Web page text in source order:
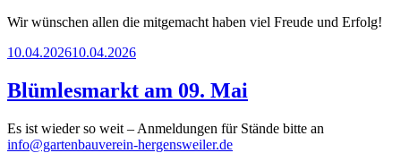
Wir wünschen allen die mitgemacht haben viel Freude und Erfolg!
Veröffentlicht
10.04.202610.04.2026
Blümlesmarkt am 09. Mai
Es ist wieder so weit – Anmeldungen für Stände bitte an
info@gartenbauverein-hergensweiler.de